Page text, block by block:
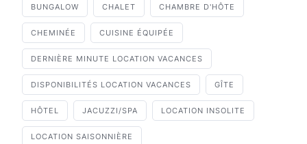
BUNGALOW CHALET CHAMBRE D'HÔTE
CHEMINÉE CUISINE ÉQUIPÉE
DERNIÈRE MINUTE LOCATION VACANCES
DISPONIBILITÉS LOCATION VACANCES GÎTE
HÔTEL JACUZZI/SPA LOCATION INSOLITE
LOCATION SAISONNIÈRE